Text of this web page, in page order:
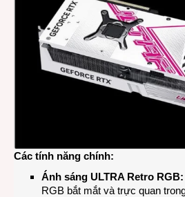
Các tính năng chính:
Ánh sáng ULTRA Retro RGB:
RGB bắt mắt và trực quan